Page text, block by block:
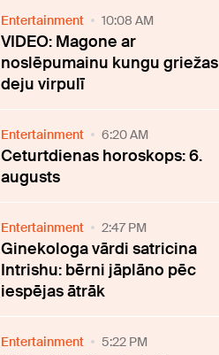
Entertainment 10:08 AM
VIDEO: Magone ar
noslēpumainu kungu griežas
deju virpulī
Entertainment 6:20 AM
Ceturtdienas horoskops: 6.
augusts
Entertainment 2:47 PM
Ginekologa vārdi satricina
Intrishu: bērni jāplāno pēc
iespējas ātrāk
Entertainment 5:22 PM